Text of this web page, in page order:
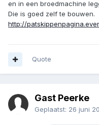
en in een broedmachine
Die is goed zelf te bouwen.
http://
Quote
Gast Peerke
Geplaatst: 26 juni